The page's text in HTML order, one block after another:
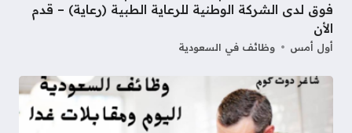
فوق لدى الشركة الوطنية للرعاية الطبية (رعاية) – قدم
الأن
أول أمس وظائف في السعودية